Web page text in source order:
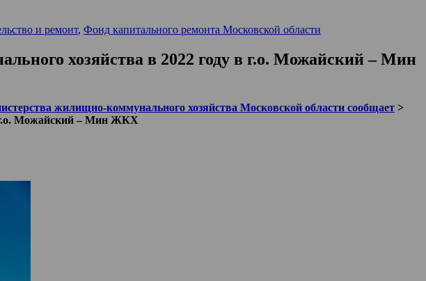
и ремонт, Фонд капитального ремонта Московской области
хозяйства в 2022 году в г.о. Можайский – Мин
жилищно-коммунального хозяйства Московской области сообщает >
г.о. Можайский – Мин ЖКХ